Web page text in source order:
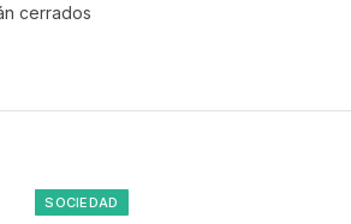
cerrados
SOCIEDAD